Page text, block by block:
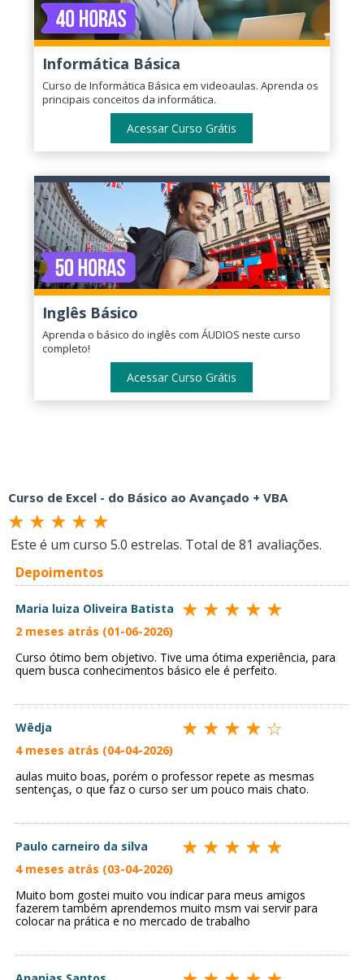
Informática Básica
Curso de Informática Básica em videoaulas. Aprenda os
principais conceitos da informática.
Acessar Curso Grátis
Inglês Básico
Aprenda o básico do inglês com ÁUDIOS neste curso
completo!
Acessar Curso Grátis
Curso de Excel - do Básico ao Avançado + VBA
Este é um curso 5.0 estrelas. Total de 81 avaliações.
Depoimentos
Maria luiza Oliveira Batista
2 meses atrás (01-06-2026)
Curso ótimo bem objetivo. Tive uma ótima experiência, para
quem busca conhecimentos básico ele é perfeito.
Wêdja
4 meses atrás (04-04-2026)
aulas muito boas, porém o professor repete as mesmas
sentenças, o que faz o curso ser um pouco mais chato.
Paulo carneiro da silva
4 meses atrás (03-04-2026)
Muito bom gostei muito vou indicar para meus amigos
fazerem também aprendemos muito msm vai servir para
colocar na prática e no mercado de trabalho